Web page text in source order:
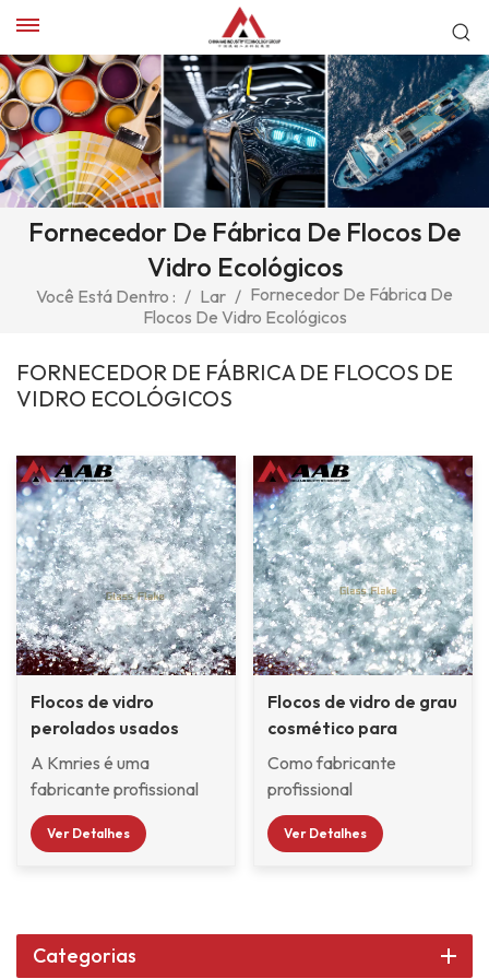
Fornecedor De Fábrica De Flocos De
Vidro Ecológicos
Você Está Dentro : / Lar / Fornecedor De Fábrica De
Flocos De Vidro Ecológicos
FORNECEDOR DE FÁBRICA DE FLOCOS DE
VIDRO ECOLÓGICOS
Flocos de vidro
perolados usados ​​
AWY-100S
A Kmries é uma
fabricante profissional
especializada em flocos
de vidro utilizados para
são seguros e seu teor de
metais pesados ​​está em
Ver Detalhes
Flocos de vidro de grau
cosmético para
pigmentos perolados
Como fabricante
profissional
especializada em
pesquisa,
Ver Detalhes
Categorias